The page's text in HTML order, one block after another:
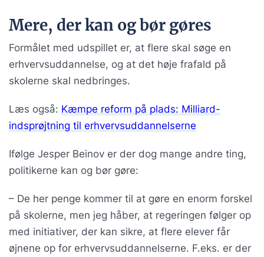
Mere, der kan og bør gøres
Formålet med udspillet er, at flere skal søge en
erhvervsuddannelse, og at det høje frafald på
skolerne skal nedbringes.
Læs også: Kæmpe reform på plads: Milliard-
indsprøjtning til erhvervsuddannelserne
Ifølge Jesper Beinov er der dog mange andre ting,
politikerne kan og bør gøre:
– De her penge kommer til at gøre en enorm forskel
på skolerne, men jeg håber, at regeringen følger op
med initiativer, der kan sikre, at flere elever får
øjnene op for erhvervsuddannelserne. F.eks. er der